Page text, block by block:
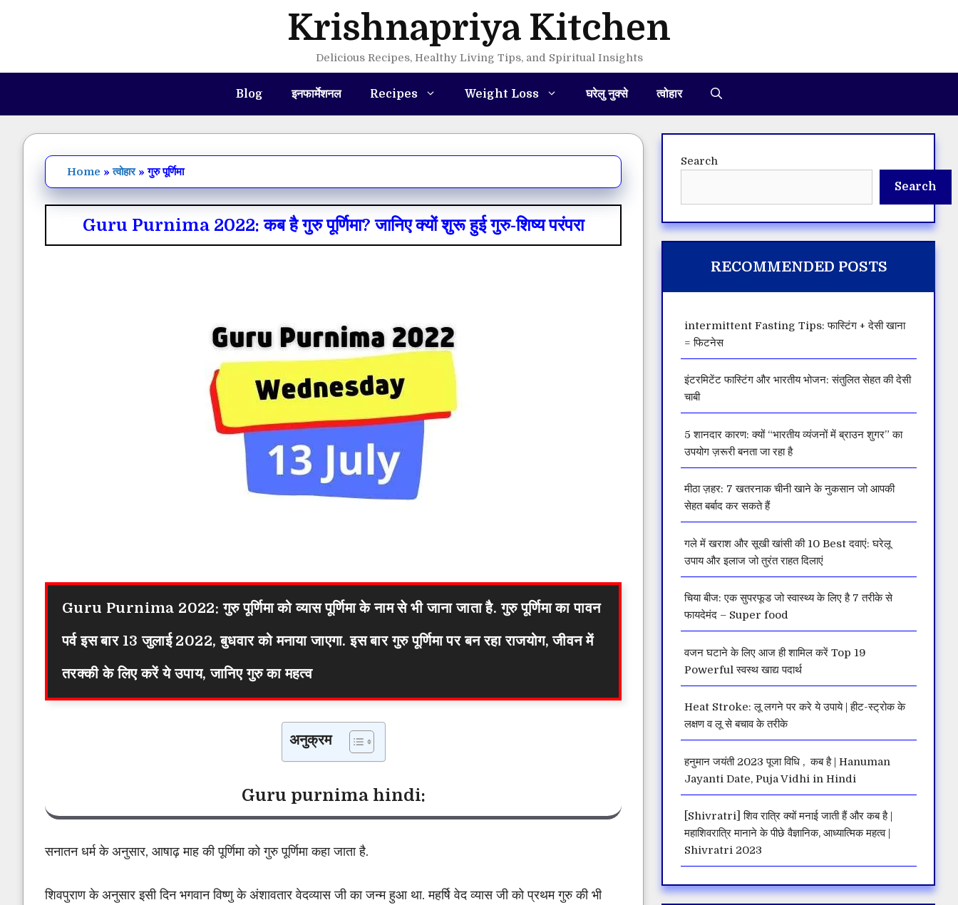
Krishnapriya Kitchen
Delicious Recipes, Healthy Living Tips, and Spiritual Insights
Blog इनफार्मेशनल Recipes Weight Loss घरेलु नुक्से त्वोहार
Home »त्वोहार»गुरु पूर्णिमा
Guru Purnima 2022: कब है गुरु पूर्णिमा? जानिए क्यों शुरू हुई गुरु-शिष्य परंपरा
Guru Purnima 2022: गुरु पूर्णिमा को व्यास पूर्णिमा के नाम से भी जाना जाता है. गुरु पूर्णिमा का पावन
पर्व इस बार 13 जुलाई 2022, बुधवार को मनाया जाएगा. इस बार गुरु पूर्णिमा पर बन रहा राजयोग, जीवन में
तरक्की के लिए करें ये उपाय, जानिए गुरु का महत्व
अनुक्रम
Guru purnima hindi:
सनातन धर्म के अनुसार, आषाढ़ माह की पूर्णिमा को गुरु पूर्णिमा कहा जाता है.
शिवपुराण के अनुसार इसी दिन भगवान विष्णु के अंशावतार वेदव्यास जी का जन्म हुआ था. महर्षि वेद व्यास जी को प्रथम गुरु की भी
Search
Search
RECOMMENDED POSTS
intermittent Fasting Tips: फास्टिंग + देसी खाना
= फिटनेस
इंटरमिटेंट फास्टिंग और भारतीय भोजन: संतुलित सेहत की देसी
चाबी
5 शानदार कारण: क्यों “भारतीय व्यंजनों में ब्राउन शुगर” का
उपयोग ज़रूरी बनता जा रहा है
मीठा ज़हर: 7 खतरनाक चीनी खाने के नुकसान जो आपकी
सेहत बर्बाद कर सकते हैं
गले में खराश और सूखी खांसी की 10 Best दवाएं: घरेलू
उपाय और इलाज जो तुरंत राहत दिलाएं
चिया बीज: एक सुपरफूड जो स्वास्थ्य के लिए है 7 तरीके से
फायदेमंद – Super food
वजन घटाने के लिए आज ही शामिल करें Top 19
Powerful स्वस्थ खाद्य पदार्थ
Heat Stroke: लू लगने पर करे ये उपाये | हीट-स्ट्रोक के
लक्षण व लू से बचाव के तरीके
हनुमान जयंती 2023 पूजा विधि , कब है | Hanuman
Jayanti Date, Puja Vidhi in Hindi
[Shivratri] शिव रात्रि क्यों मनाई जाती हैं और कब है |
महाशिवरात्रि मानाने के पीछे वैज्ञानिक, आध्यात्मिक महत्व |
Shivratri 2023